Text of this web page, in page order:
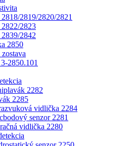
2819/2820/2821
2823
2842
2850
2850.101
2282
2285
vidlička 2284
senzor 2281
vidlička 2280